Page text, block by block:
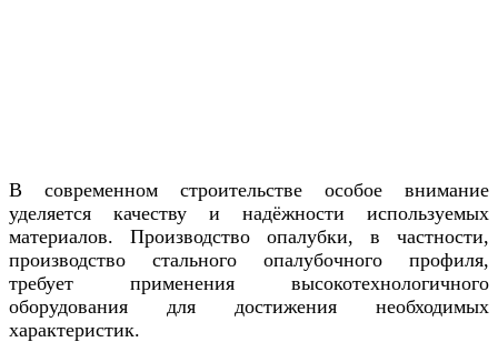
В современном строительстве особое внимание
уделяется качеству и надёжности используемых
материалов. Производство опалубки, в частности,
производство стального опалубочного профиля,
требует применения высокотехнологичного
оборудования для достижения необходимых
характеристик.